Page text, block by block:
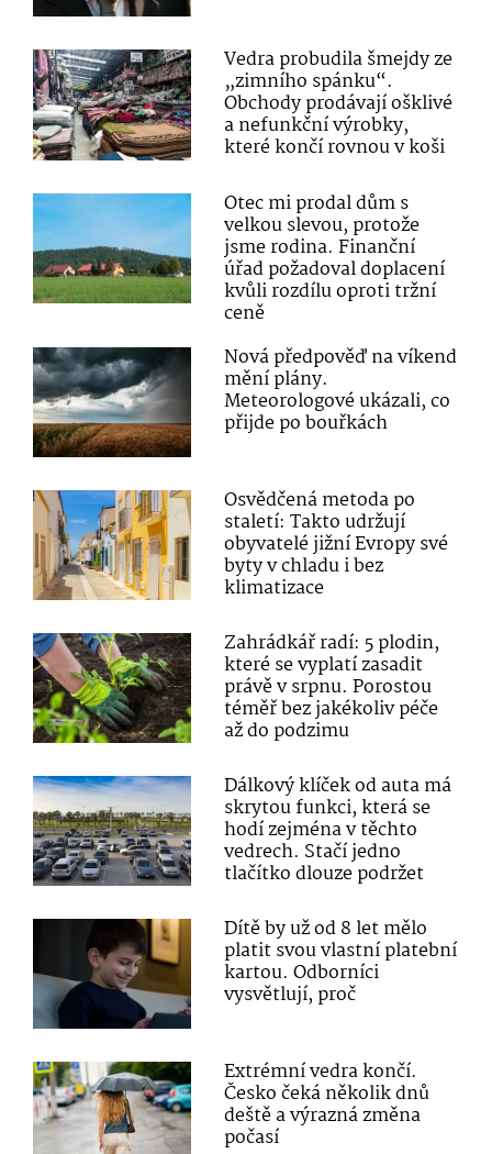
Vedra probudila šmejdy ze
„zimního spánku“.
Obchody prodávají ošklivé
a nefunkční výrobky,
které končí rovnou v koši
Otec mi prodal dům s
velkou slevou, protože
jsme rodina. Finanční
úřad požadoval doplacení
kvůli rozdílu oproti tržní
ceně
Nová předpověď na víkend
mění plány.
Meteorologové ukázali, co
přijde po bouřkách
Osvědčená metoda po
staletí: Takto udržují
obyvatelé jižní Evropy své
byty v chladu i bez
klimatizace
Zahrádkář radí: 5 plodin,
které se vyplatí zasadit
právě v srpnu. Porostou
téměř bez jakékoliv péče
až do podzimu
Dálkový klíček od auta má
skrytou funkci, která se
hodí zejména v těchto
vedrech. Stačí jedno
tlačítko dlouze podržet
Dítě by už od 8 let mělo
platit svou vlastní platební
kartou. Odborníci
vysvětlují, proč
Extrémní vedra končí.
Česko čeká několik dnů
deště a výrazná změna
počasí